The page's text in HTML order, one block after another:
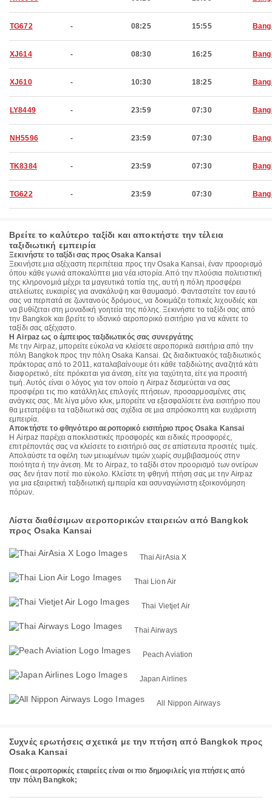
TG672 - 08:25 15:55
XJ614 - 08:30 16:25
XJ610 - 10:30 18:25
LY8449 - 23:59 07:30
NH5596 - 23:59 07:30
TK8384 - 23:59 07:30
TG622 - 23:59 07:30
Βρείτε το καλύτερο ταξίδι και αποκτήστε την τέλεια
ταξιδιωτική εμπειρία
Ξεκινήστε το ταξίδι σας προς Osaka Kansai
Ξεκινήστε μια αξέχαστη περιπέτεια προς την Osaka Kansai, έναν προορισμό
όπου κάθε γωνιά αποκαλύπτει μια νέα ιστορία. Από την πλούσια πολιτιστική
της κληρονομιά μέχρι τα μαγευτικά τοπία της, αυτή η πόλη προσφέρει
ατελείωτες ευκαιρίες για ανακάλυψη και θαυμασμό. Φανταστείτε τον εαυτό
σας να περπατά σε ζωντανούς δρόμους, να δοκιμάζει τοπικές λιχουδιές και
να βυθίζεται στη μοναδική γοητεία της πόλης. Ξεκινήστε το ταξίδι σας από
την Bangkok και βρείτε το ιδανικό αεροπορικό εισιτήριο για να κάνετε το
ταξίδι σας αξέχαστο.
Η Airpaz ως ο έμπειρος ταξιδιωτικός σας συνεργάτης
Με την Airpaz, μπορείτε εύκολα να κλείσετε αεροπορικά εισιτήρια από την
πόλη Bangkok προς την πόλη Osaka Kansai. Ως διαδικτυακός ταξιδιωτικός
πράκτορας από το 2011, καταλαβαίνουμε ότι κάθε ταξιδιώτης αναζητά κάτι
διαφορετικό, είτε πρόκειται για άνεση, είτε για ταχύτητα, είτε για προσιτή
τιμή. Αυτός είναι ο λόγος για τον οποίο η Airpaz δεσμεύεται να σας
προσφέρει τις πιο κατάλληλες επιλογές πτήσεων, προσαρμοσμένες στις
ανάγκες σας. Με λίγα μόνο κλικ, μπορείτε να εξασφαλίσετε ένα εισιτήριο που
θα μετατρέψει τα ταξιδιωτικά σας σχέδια σε μια απρόσκοπτη και ευχάριστη
εμπειρία.
Αποκτήστε το φθηνότερο αεροπορικό εισιτήριο προς Osaka Kansai
Η Airpaz παρέχει αποκλειστικές προσφορές και ειδικές προσφορές,
επιτρέποντάς σας να κλείσετε το εισιτήριό σας σε απίστευτα προσιτές τιμές.
Απολαύστε τα οφέλη των μειωμένων τιμών χωρίς συμβιβασμούς στην
ποιότητα ή την άνεση. Με το Airpaz, το ταξίδι στον προορισμό των ονείρων
σας δεν ήταν ποτέ πιο εύκολο. Κλείστε τη φθηνή πτήση σας με την Airpaz
για μια εξαιρετική ταξιδιωτική εμπειρία και ασυναγώνιστη εξοικονόμηση
πόρων.
Λίστα διαθέσιμων αεροπορικών εταιρειών από Bangkok
προς Osaka Kansai
Thai AirAsia X
Thai Lion Air
Thai Vietjet Air
Thai Airways
Peach Aviation
Japan Airlines
All Nippon Airways
Συχνές ερωτήσεις σχετικά με την πτήση από Bangkok προς
Osaka Kansai
Ποιες αεροπορικές εταιρείες είναι οι πιο δημοφιλείς για πτήσεις από
την πόλη Bangkok;